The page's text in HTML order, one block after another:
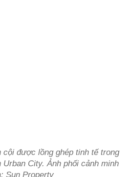
cội được lồng ghép tinh tế trong
City. Ảnh phối cảnh minh
Sun Property